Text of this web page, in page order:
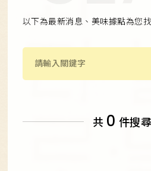
以下為最新消息、美味據點為您
共 0 件搜